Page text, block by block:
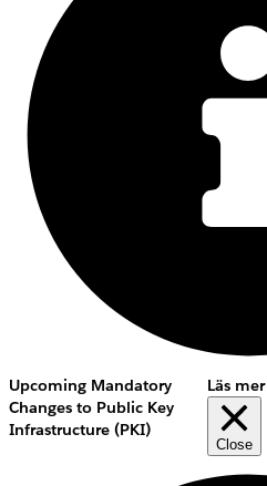
Upcoming Mandatory
Changes to Public Key
Infrastructure (PKI)
Läs mer
Close